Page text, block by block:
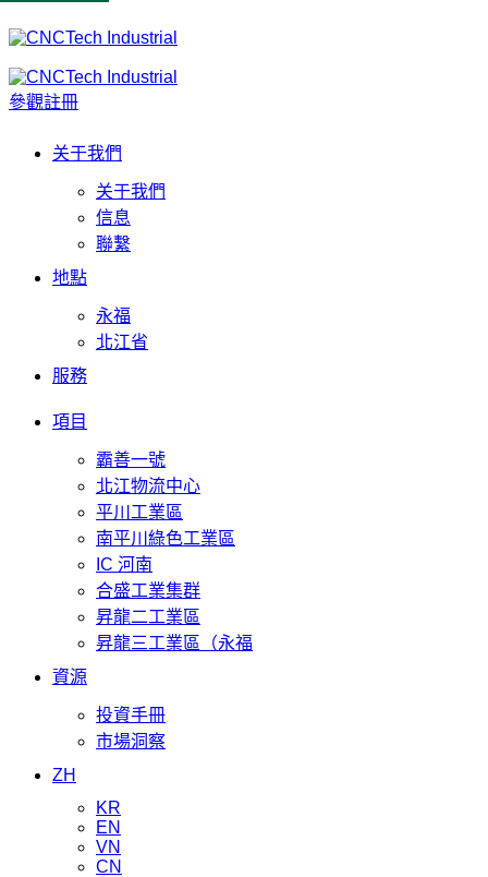
參觀註冊
关于我們
关于我們
信息
聯繫
地點
永福
北江省
服務
項目
霸善一號
北江物流中心
平川工業區
南平川綠色工業區
IC 河南
合盛工業集群
昇龍二工業區
昇龍三工業區（永福
資源
投資手冊
市場洞察
ZH
KR
EN
VN
CN